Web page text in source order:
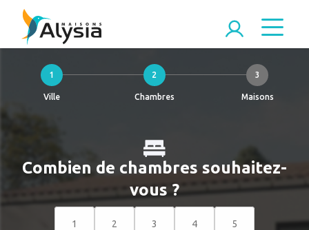
1
Ville
2
Chambres
3
Maisons
Combien de chambres souhaitez-
vous ?
1 2 3 4 5